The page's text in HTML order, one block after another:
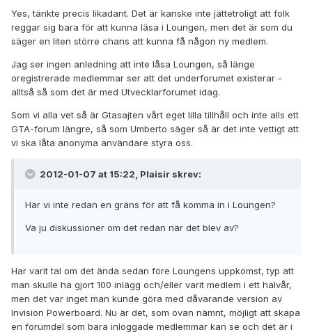
Yes, tänkte precis likadant. Det är kanske inte jättetroligt att folk
reggar sig bara för att kunna läsa i Loungen, men det är som du
säger en liten större chans att kunna få någon ny medlem.
Jag ser ingen anledning att inte låsa Loungen, så länge
oregistrerade medlemmar ser att det underforumet existerar -
alltså så som det är med Utvecklarforumet idag.
Som vi alla vet så är Gtasajten vårt eget lilla tillhåll och inte alls ett
GTA-forum längre, så som Umberto säger så är det inte vettigt att
vi ska låta anonyma användare styra oss.
2012-01-07 at 15:22, Plaisir skrev:
Har vi inte redan en gräns för att få komma in i Loungen?
Va ju diskussioner om det redan när det blev av?
Har varit tal om det ända sedan före Loungens uppkomst, typ att
man skulle ha gjort 100 inlägg och/eller varit medlem i ett halvår,
men det var inget man kunde göra med dåvarande version av
Invision Powerboard. Nu är det, som ovan nämnt, möjligt att skapa
en forumdel som bara inloggade medlemmar kan se och det är i